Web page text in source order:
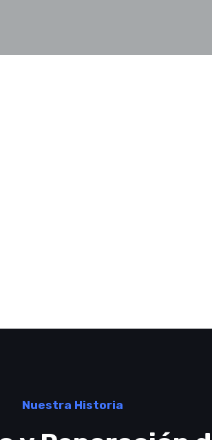
Nuestra Historia